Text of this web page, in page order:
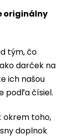
originálny
tým, čo
darček na
ich našou
podľa čísiel.
okrem toho,
doplnok